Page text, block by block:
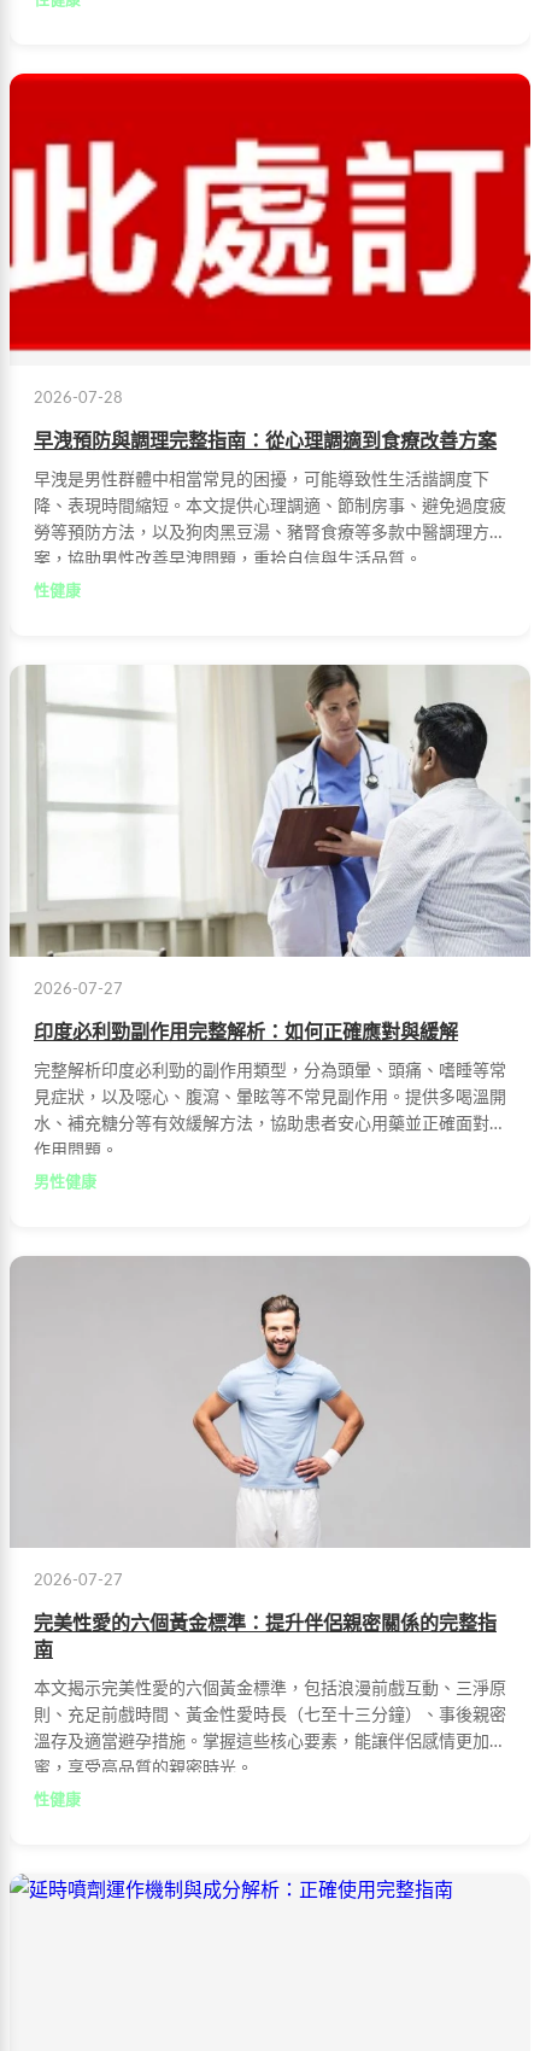
2026-07-28
早洩預防與調理完整指南：從心理調適到食療改善方案
早洩是男性群體中相當常見的困擾，可能導致性生活諧調度下
降、表現時間縮短。本文提供心理調適、節制房事、避免過度疲
勞等預防方法，以及狗肉黑豆湯、豬腎食療等多款中醫調理方
案，協助男性改善早洩問題，重拾自信與生活品質。
性健康
2026-07-27
印度必利勁副作用完整解析：如何正確應對與緩解
完整解析印度必利勁的副作用類型，分為頭暈、頭痛、嗜睡等常
見症狀，以及噁心、腹瀉、暈眩等不常見副作用。提供多喝溫開
水、補充糖分等有效緩解方法，協助患者安心用藥並正確面對副
作用問題。
男性健康
2026-07-27
完美性愛的六個黃金標準：提升伴侶親密關係的完整指
南
本文揭示完美性愛的六個黃金標準，包括浪漫前戲互動、三淨原
則、充足前戲時間、黃金性愛時長（七至十三分鐘）、事後親密
溫存及適當避孕措施。掌握這些核心要素，能讓伴侶感情更加甜
蜜，享受高品質的親密時光。
性健康